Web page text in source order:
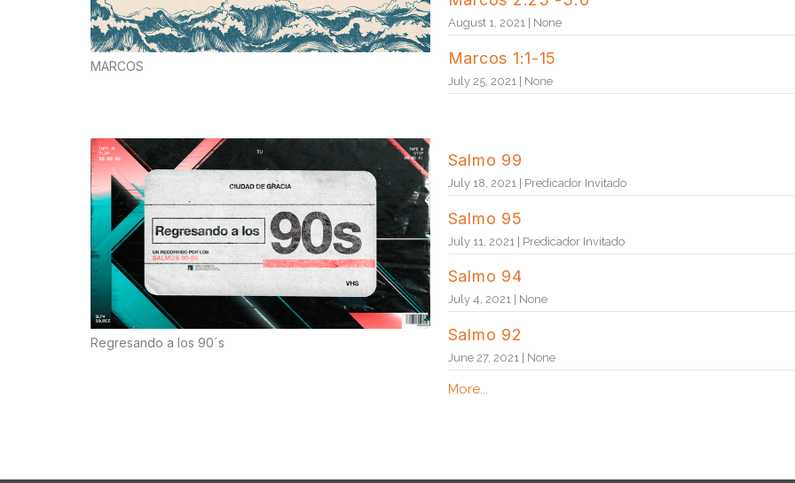
MARCOS
August 1, 2021 | None
Marcos 1:1-15
July 25, 2021 | None
Regresando a los 90´s
Salmo 99
July 18, 2021 | Predicador Invitado
Salmo 95
July 11, 2021 | Predicador Invitado
Salmo 94
July 4, 2021 | None
Salmo 92
June 27, 2021 | None
More...